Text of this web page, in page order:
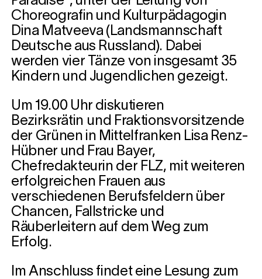
Choreografin und Kulturpädagogin
Dina Matveeva (Landsmannschaft
Deutsche aus Russland). Dabei
werden vier Tänze von insgesamt 35
Kindern und Jugendlichen gezeigt.
Um 19.00 Uhr diskutieren
Bezirksrätin und Fraktionsvorsitzende
der Grünen in Mittelfranken Lisa Renz-
Hübner und Frau Bayer,
Chefredakteurin der FLZ, mit weiteren
erfolgreichen Frauen aus
verschiedenen Berufsfeldern über
Chancen, Fallstricke und
Räuberleitern auf dem Weg zum
Erfolg.
Im Anschluss findet eine Lesung zum